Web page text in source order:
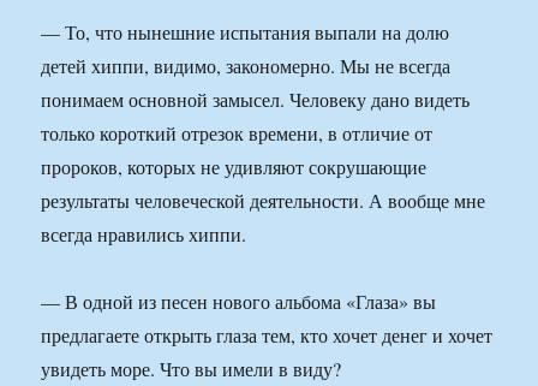
— То, что нынешние испытания выпали на долю
детей хиппи, видимо, закономерно. Мы не всегда
понимаем основной замысел. Человеку дано видеть
только короткий отрезок времени, в отличие от
пророков, которых не удивляют сокрушающие
результаты человеческой деятельности. А вообще мне
всегда нравились хиппи.
— В одной из песен нового альбома «Глаза» вы
предлагаете открыть глаза тем, кто хочет денег и хочет
увидеть море. Что вы имели в виду?